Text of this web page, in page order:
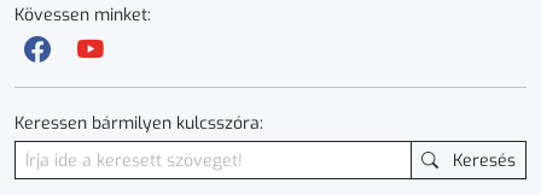
Kövessen minket:
Keressen bármilyen kulcsszóra:
Keresés